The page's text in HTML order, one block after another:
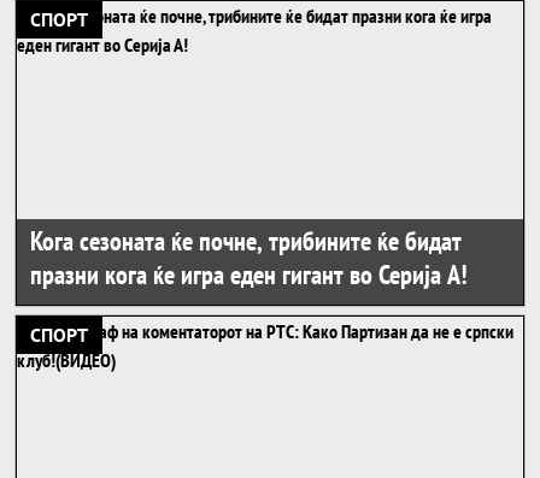
СПОРТ
Кога сезоната ќе почне, трибините ќе бидат
празни кога ќе игра еден гигант во Серија А!
СПОРТ